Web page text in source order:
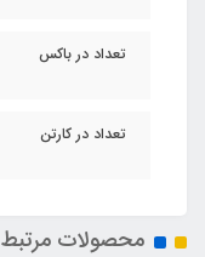
تعداد در باکس
تعداد در کارتن
محصولات مرتبط